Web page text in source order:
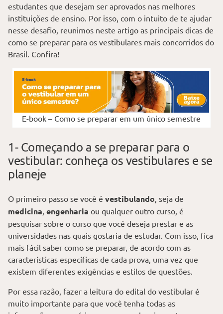
estudantes que desejam ser aprovados nas melhores
instituições de ensino. Por isso, com o intuito de te ajudar
nesse desafio, reunimos neste artigo as principais dicas de
como se preparar para os vestibulares mais concorridos do
Brasil. Confira!
E-book – Como se preparar em um único semestre
1- Começando a se preparar para o
vestibular: conheça os vestibulares e se
planeje
O primeiro passo se você é vestibulando, seja de
medicina, engenharia ou qualquer outro curso, é
pesquisar sobre o curso que você deseja prestar e as
universidades nas quais gostaria de estudar. Com isso, fica
mais fácil saber como se preparar, de acordo com as
características específicas de cada prova, uma vez que
existem diferentes exigências e estilos de questões.
Por essa razão, fazer a leitura do edital do vestibular é
muito importante para que você tenha todas as